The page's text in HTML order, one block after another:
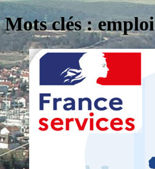
Mots clés : emploi